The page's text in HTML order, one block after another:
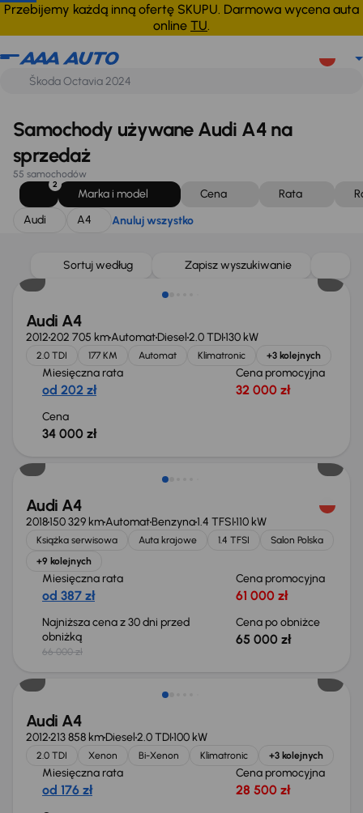
Przebijemy każdą inną ofertę SKUPU. Darmowa wycena auta
online TU.
Audi A4 Anuluj wszystko
Samochody używane Audi A4 na
sprzedaż
55 samochodów
2
Marka i model Cena Rata
Audi
A4 Anuluj wszystko
Sortuj według Zapisz wyszukiwanie
Audi A4
2012202 705 kmAutomatDiesel2.0 TDI130 kW
2.0 TDI 177 KM Automat Klimatronic +3 kolejnych
Miesięczna rata
od 202 zł
Cena promocyjna
32 000 zł
Cena
34 000 zł
Audi A4
2018150 329 kmAutomatBenzyna1.4 TFSI110 kW
Książka serwisowa Auta krajowe 1.4 TFSI
Salon Polska
+9 kolejnych
Miesięczna rata
od 387 zł
Cena promocyjna
61 000 zł
Najniższa cena z 30 dni przed
obniżką
66 000 zł
Cena po obniżce
65 000 zł
Audi A4
2012213 858 kmDiesel2.0 TDI100 kW
2.0 TDI Xenon Bi-Xenon Klimatronic +3 kolejnych
Miesięczna rata
od 176 zł
Cena promocyjna
28 500 zł